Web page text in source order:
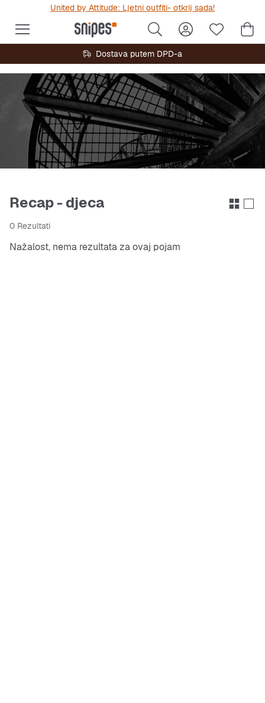
United by Attitude: Ljetni outfiti- otkrij sada!
Dostava putem DPD-a
Recap - djeca
0 Rezultati
Nažalost, nema rezultata za ovaj pojam